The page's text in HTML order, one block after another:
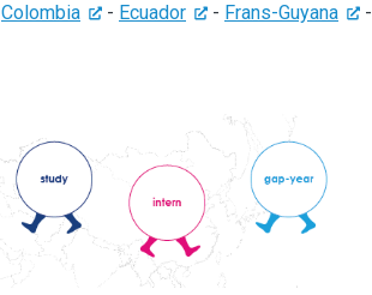
Colombia - Ecuador - Frans-Guyana
-